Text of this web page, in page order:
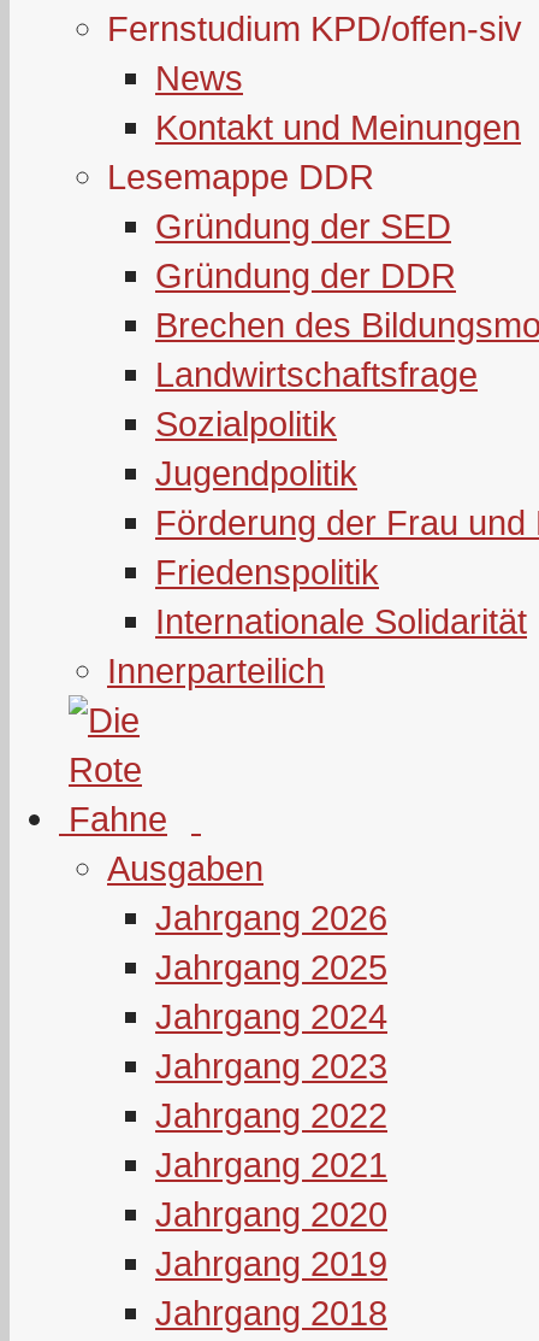
Fernstudium KPD/offen-siv
News
Kontakt und Meinungen
Lesemappe DDR
Gründung der SED
Gründung der DDR
Brechen des
Landwirtschaftsfrage
Sozialpolitik
Jugendpolitik
Förderung der Frau und
Friedenspolitik
Internationale Solidarität
Innerparteilich
Ausgaben
Jahrgang 2026
Jahrgang 2025
Jahrgang 2024
Jahrgang 2023
Jahrgang 2022
Jahrgang 2021
Jahrgang 2020
Jahrgang 2019
Jahrgang 2018